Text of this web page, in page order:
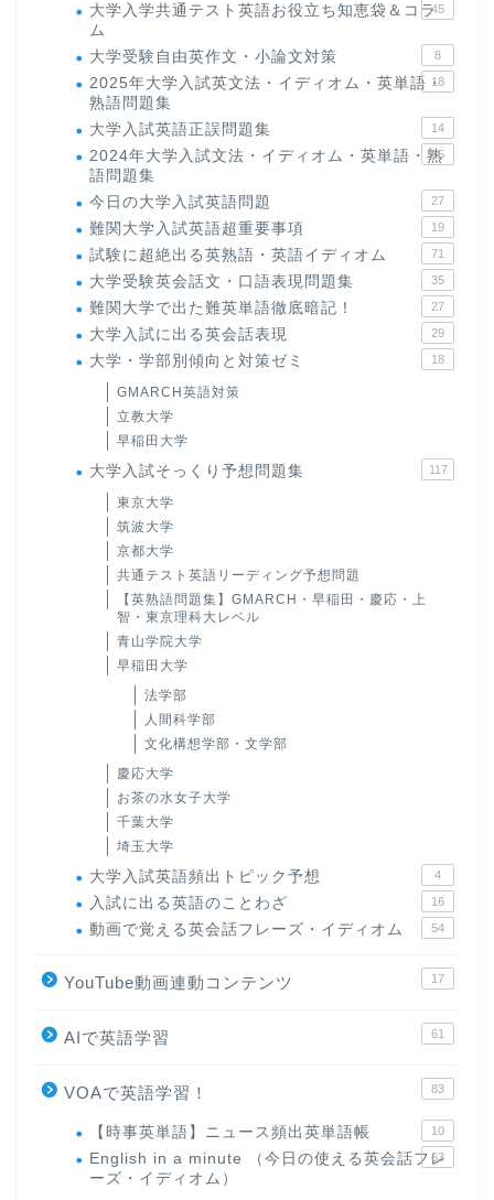
大学入学共通テスト英語お役立ち知恵袋＆コラ
ム
45
大学受験自由英作文・小論文対策 8
2025年大学入試英文法・イディオム・英単語・
熟語問題集
18
大学入試英語正誤問題集 14
2024年大学入試文法・イディオム・英単語・熟
語問題集
15
今日の大学入試英語問題 27
難関大学入試英語超重要事項 19
試験に超絶出る英熟語・英語イディオム 71
大学受験英会話文・口語表現問題集 35
難関大学で出た難英単語徹底暗記！ 27
大学入試に出る英会話表現 29
大学・学部別傾向と対策ゼミ 18
GMARCH英語対策
立教大学
早稲田大学
大学入試そっくり予想問題集 117
東京大学
筑波大学
京都大学
共通テスト英語リーディング予想問題
【英熟語問題集】GMARCH・早稲田・慶応・上
智・東京理科大レベル
青山学院大学
早稲田大学
法学部
人間科学部
文化構想学部・文学部
慶応大学
お茶の水女子大学
千葉大学
埼玉大学
大学入試英語頻出トピック予想 4
入試に出る英語のことわざ 16
動画で覚える英会話フレーズ・イディオム 54
YouTube動画連動コンテンツ 17
AIで英語学習 61
VOAで英語学習！ 83
【時事英単語】ニュース頻出英単語帳 10
English in a minute （今日の使える英会話フレ
ーズ・イディオム）
63